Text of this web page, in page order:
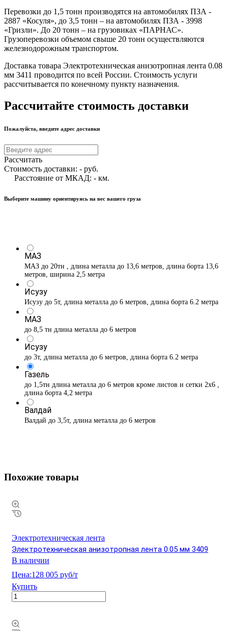
Перевозки до 1,5 тонн производятся на автомобилях ПЗА -
2887 «Косуля», до 3,5 тонн – на автомобилях ПЗА - 3998
«Гризли». До 20 тонн – на грузовиках «ПАРНАС».
Грузоперевозки объемом свыше 20 тонн осуществляются
железнодорожным транспортом.
Доставка товара Электротехническая анизотропная лента 0.08
мм 3411 проводится по всей России. Стоимость услуги
рассчитывается по конечному пункту назначения.
Рассчитайте стоимость доставки
Пожалуйста, введите адрес доставки
Рассчитать
Стоимость доставки: - руб.
Расстояние от МКАД: - км.
Выберите машину ориентируясь на вес вашего груза
МАЗ
МАЗ до 20тн , длина металла до 13,6 метров, длина борта 13,6
метров, ширина 2,5 метра
Исузу
Исузу до 5т, длина металла до 6 метров, длина борта 6.2 метра
МАЗ
до 8,5 тн длина металла до 6 метров
Исузу
до 3т, длина металла до 6 метров, длина борта 6.2 метра
Газель
до 1,5тн длина металла до 6 метров кроме листов и сетки 2х6 ,
длина борта 4,2 метра
Валдай
Валдай до 3,5т, длина металла до 6 метров
Похожие товары
Электротехническая лента
Электротехническая анизотропная лента 0.05 мм 3409
В наличии
Цена:128 005 руб/т
Купить